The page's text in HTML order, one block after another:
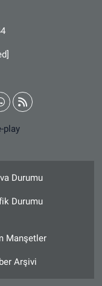
Durumu
Durumu
Manşetler
Arşivi